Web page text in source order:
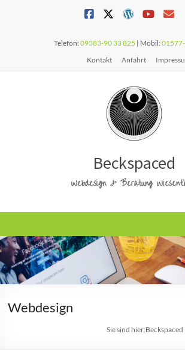
Telefon:09383-90 33 825 | Mobil:
Kontakt
Anfahrt
Beckspaced
Webdesign & Beratung
Webdesign
Sie sind hier:Beckspaced